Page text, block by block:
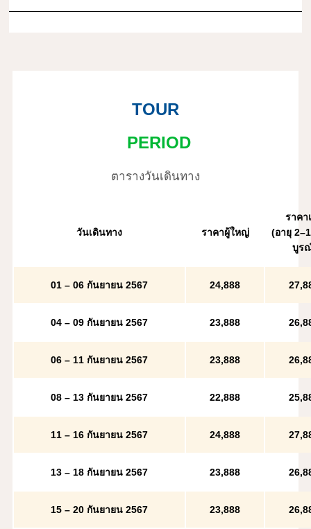
TOUR
PERIOD
ตารางวันเดินทาง
วันเดินทาง ราคาผู้ใหญ่
ราคา
(อายุ
บูร
01 – 06 กันยายน 2567 24,888
04 – 09 กันยายน 2567 23,888
06 – 11 กันยายน 2567 23,888
08 – 13 กันยายน 2567 22,888
11 – 16 กันยายน 2567 24,888
13 – 18 กันยายน 2567 23,888
15 – 20 กันยายน 2567 23,888